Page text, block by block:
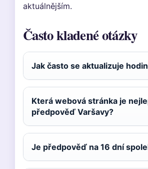
aktuálnějším.
Často kladené otázky
Jak často se aktualizuje
Která webová stránka je
předpověď Varšavy?
Je předpověď na 16 dní